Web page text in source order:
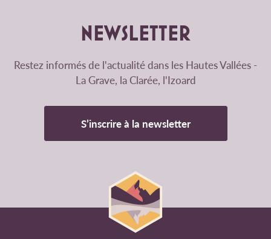
NEWSLETTER
Restez informés de l'actualité dans les Hautes Vallées -
La Grave, la Clarée, l'Izoard
S’inscrire à la newsletter